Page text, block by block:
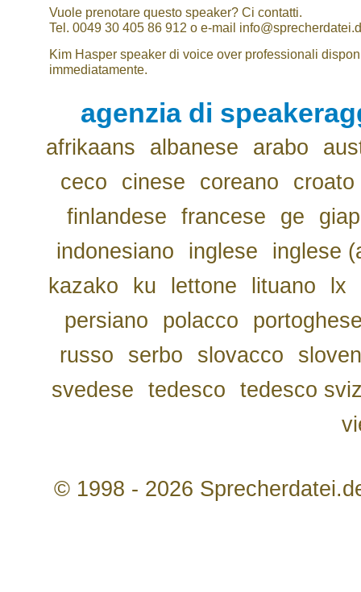
Vuole prenotare questo speaker? Ci contatti.
Tel. 0049 30 405 86 912 o e-mail
Kim Hasper speaker di voice over professionali
immediatamente.
agenzia di
afrikaans albanese arabo
ceco
cinese coreano
croato
finlandese
francese ge
indonesiano
inglese
inglese
kazako
ku lettone lituano lx
persiano
polacco
russo
serbo slovacco
svedese
tedesco
tedesco
© 1998 - 2026